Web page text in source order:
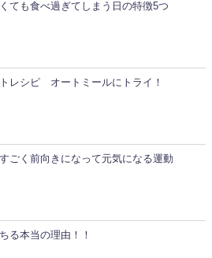
ても食べ過ぎてしまう日の特徴5つ
レシピ オートミールにトライ！
ごく前向きになって元気になる運動
る本当の理由！！